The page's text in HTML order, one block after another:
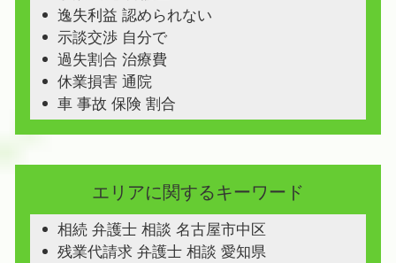
逸失利益 認められない
示談交渉 自分で
過失割合 治療費
休業損害 通院
車 事故 保険 割合
エリアに関するキーワード
相続 弁護士 相談 名古屋市中区
残業代請求 弁護士 相談 愛知県